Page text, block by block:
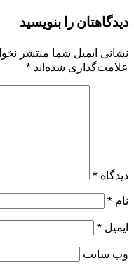
دیدگاهتان را بنویسید
نشانی ایمیل شما منتشر
علامت‌گذاری شده‌اند *
دیدگاه *
نام *
ایمیل *
وب‌ سایت